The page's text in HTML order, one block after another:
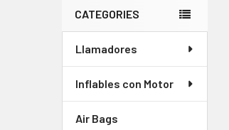
Barra
lateral
CATEGORIES
Llamadores
Inflables con Motor
Air Bags